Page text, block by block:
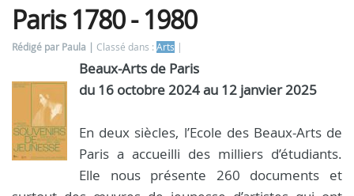
Paris 1780 - 1980
Rédigé par Paula Classé dans : Arts
Beaux-Arts de Paris
du 16 octobre 2024 au 12 janvier 2025
En deux siècles, l’Ecole des Beaux-Arts de
Paris a accueilli des milliers d’étudiants.
Elle nous présente 260 documents et